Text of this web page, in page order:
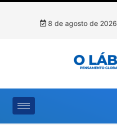
8 de agosto de 2026